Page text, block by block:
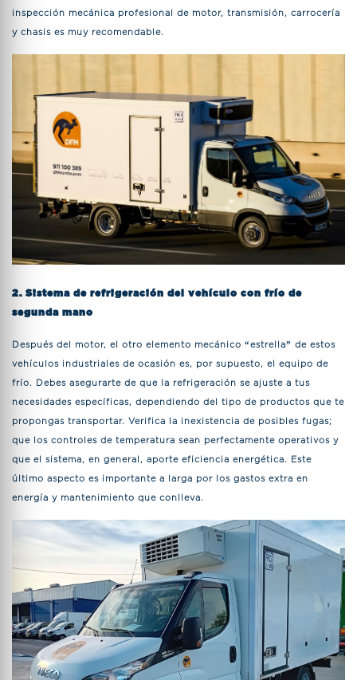
inspección mecánica profesional de motor, transmisión, carrocería
y chasis es muy recomendable.
2. Sistema de refrigeración del vehículo con frío de
segunda mano
Después del motor, el otro elemento mecánico “estrella” de estos
vehículos industriales de ocasión es, por supuesto, el equipo de
frío. Debes asegurarte de que la refrigeración se ajuste a tus
necesidades específicas, dependiendo del tipo de productos que te
propongas transportar. Verifica la inexistencia de posibles fugas;
que los controles de temperatura sean perfectamente operativos y
que el sistema, en general, aporte eficiencia energética. Este
último aspecto es importante a larga por los gastos extra en
energía y mantenimiento que conlleva.